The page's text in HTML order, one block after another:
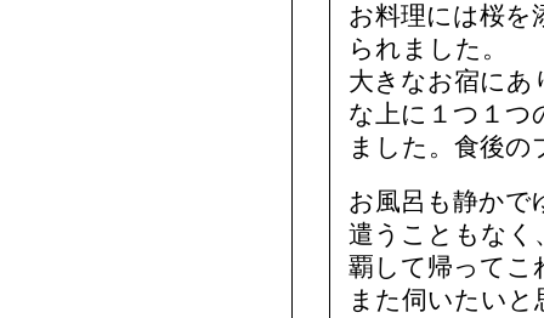
お料理には桜を
られました。
大きなお宿にあ
な上に１つ１つ
ました。食後
お風呂も静かで
遣うこともなく
覇して帰ってこ
また伺いたい